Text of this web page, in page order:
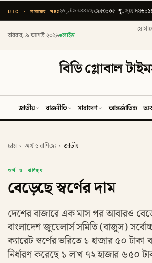
UTC · নামাজের সময় ২৬ صَفَر ১৪৪৮ফজর৩:৩৫ পূ.সূর্যোদয়
রবিবার, ৯ আগস্ট ২০২৬ লাইভ
বিডি গ্লোবাল
জাতীয় রাজনীতি সারাদেশ আন্তর্জাতিক
হোম › অর্থ ও বাণিজ্য › জাতীয়
অর্থ ও বাণিজ্য
বেড়েছে স্বর্ণের দাম
দেশের বাজারে এক মাস পর আবারও
বাংলাদেশ জুয়েলার্স সমিতি (বাজুস)
ক্যারেট স্বর্ণের ভরিতে ১ হাজার ৫০ টাকা
নির্ধারণ করেছে ১ লাখ ৭২ হাজার ৬৫০